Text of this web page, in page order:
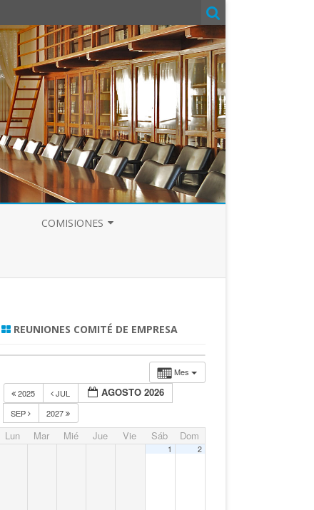
COMISIONES
REUNIONES COMITÉ DE EMPRESA
Mes
2025
JUL AGOSTO 2026
SEP 2027
Lun Mar Mié Jue Vie Sáb Dom
1 2